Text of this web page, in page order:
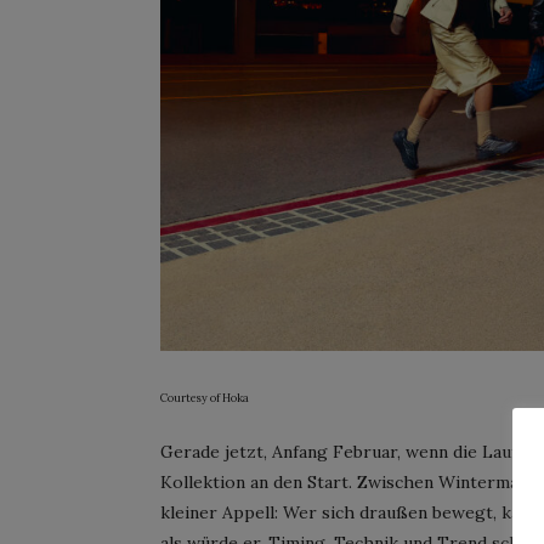
Courtesy of Hoka
Gerade jetzt, Anfang Februar, wenn die
Kollektion an den Start. Zwischen
kleiner Appell: Wer sich draußen bewegt,